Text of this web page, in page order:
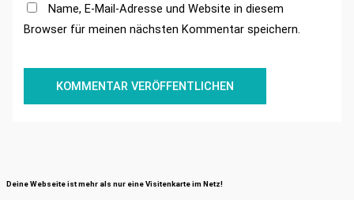
Name, E-Mail-Adresse und Website in diesem
Browser für meinen nächsten Kommentar speichern.
Deine Webseite ist mehr als nur eine Visitenkarte im Netz!